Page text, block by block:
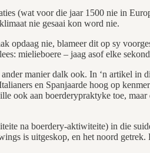
(wat voor die jaar 1500 nie in
nie gesaai kon word nie.
nie, blameer dit op sy
mielieboere – jaag asof elke
manier dalk ook. In ‘n artikel
en Spanjaarde hoog op
ook aan boerderypraktyke toe,
na boerdery-aktiwiteite) in die
is uitgeskop, en het noord